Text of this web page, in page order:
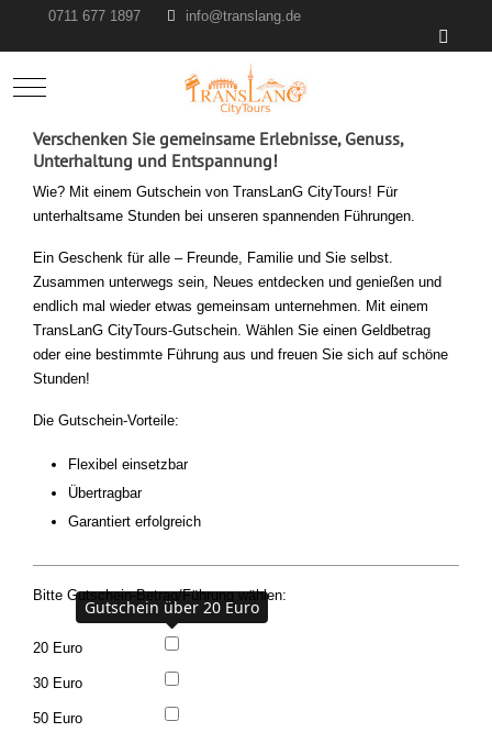
0711 677 1897 info@translang.de
Mobile Menu Toggle
Verschenken Sie gemeinsame Erlebnisse, Genuss,
Unterhaltung und Entspannung!
Wie? Mit einem Gutschein von TransLanG CityTours! Für
unterhaltsame Stunden bei unseren spannenden Führungen.
Ein Geschenk für alle – Freunde, Familie und Sie selbst.
Zusammen unterwegs sein, Neues entdecken und genießen und
endlich mal wieder etwas gemeinsam unternehmen. Mit einem
TransLanG CityTours-Gutschein. Wählen Sie einen Geldbetrag
oder eine bestimmte Führung aus und freuen Sie sich auf schöne
Stunden!
Die Gutschein-Vorteile:
Flexibel einsetzbar
Übertragbar
Garantiert erfolgreich
Bitte Gutschein-Betrag/Führung wählen:
20 Euro
30 Euro
50 Euro
Gutschein über 20 Euro